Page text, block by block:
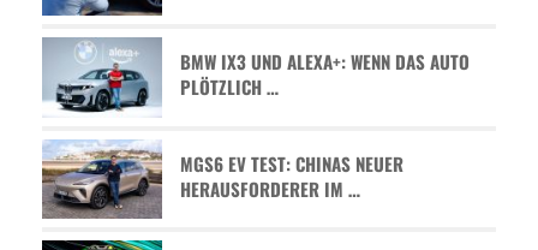
BMW IX3 UND ALEXA+: WENN DAS AUTO
PLÖTZLICH …
MGS6 EV TEST: CHINAS NEUER
HERAUSFORDERER IM …